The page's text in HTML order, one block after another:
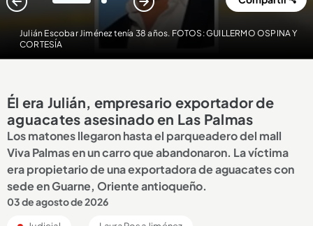
Julián Escobar Jiménez tenía 38 años. FOTOS: GUILLERMO OSPINA Y
CORTESÍA
1 2
Él era Julián, empresario exportador de
aguacates asesinado en Las Palmas
Los matones llegaron hasta el parqueadero del mall
Viva Palmas en un carro que abandonaron. La víctima
era propietario de una exportadora de aguacates con
sede en Guarne, Oriente antioqueño.
03 de agosto de 2026